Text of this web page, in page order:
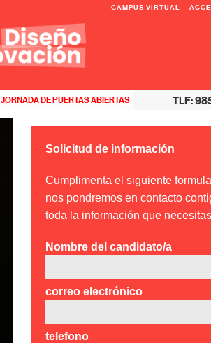
CAMPUS VIRTUAL
JORNADA DE PUERTAS ABIERTAS TLF:
Solicitud de información
Cumplimenta el siguiente
nos pondremos en contacto
toda la información que necesitas
Nombre del candidato/a
correo electrónico
telefono